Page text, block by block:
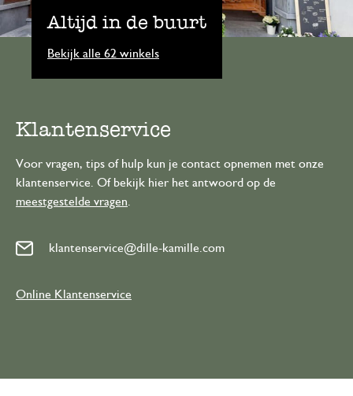
Altijd in de buurt
Bekijk alle 62 winkels
Klantenservice
Voor vragen, tips of hulp kun je contact opnemen met onze
klantenservice. Of bekijk hier het antwoord op de
meestgestelde vragen
klantenservice@dille-kamille.com
Online Klantenservice